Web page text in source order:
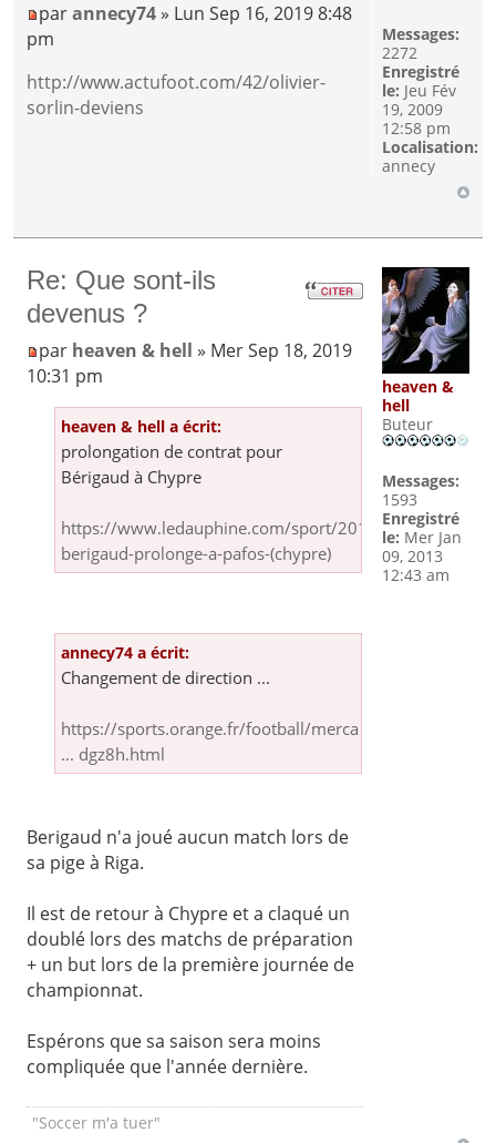
parannecy74 » Lun Sep 16, 2019 8:48
pm
http://www.actufoot.com/42/olivier-
sorlin-deviens
Messages:
2272
Enregistré
le: Jeu Fév
19, 2009
12:58 pm
Localisation:
annecy
Re: Que sont-ils
devenus ?
par heaven & hell » Mer Sep 18, 2019
10:31 pm
heaven & hell a écrit:
prolongation de contrat pour
Bérigaud à Chypre
https://www.ledauphine.com/sport/2019/02/20/kevin-
berigaud-prolonge-a-pafos-(chypre)
annecy74 a écrit:
Changement de direction ...
https://sports.orange.fr/football/merca
... dgz8h.html
Berigaud n'a joué aucun match lors de
sa pige à Riga.
Il est de retour à Chypre et a claqué un
doublé lors des matchs de préparation
+ un but lors de la première journée de
championnat.
Espérons que sa saison sera moins
compliquée que l'année dernière.
"Soccer m'a tuer"
heaven &
hell
Buteur
Messages:
1593
Enregistré
le: Mer Jan
09, 2013
12:43 am